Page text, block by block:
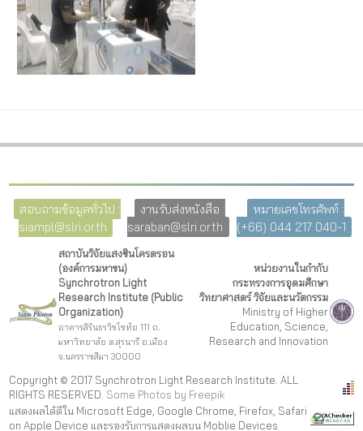
สอบถามข้อมูลทั่วไป :
siampl@slri.or.th
งานรับส่งหนังสือ :
saraban@slri.or.th
หมายเลขโทรศัพท์ :
(+66) 044 217 040-1
สถาบันวิจัยแสงซินโครตรอน
(องค์การมหาชน)
Synchrotron Light
Research Institute (Public
Organization)
อาคารสิรินธรวิชโชทัย 111 ถ.
มหาวิทยาลัย ต.สุรนารี อ.เมือง
จ.นครราชสีมา 30000
หน่วยงานในกำกับ
กระทรวงการอุดมศึกษา
วิทยาศาสตร์ วิจัยและนวัตกรรม
Ministry of Higher
Education, Science,
Research and Innovation
Copyright © 2017 Synchrotron Light Research Institute. ALL
RIGHTS RESERVED. Some Photos by Freepik
แสดงผลได้ดีใน Microsoft Edge, Google Chrome, Firefox, Safari
on Apple Device และรองรับการแสดงผลบน Moblie Devices